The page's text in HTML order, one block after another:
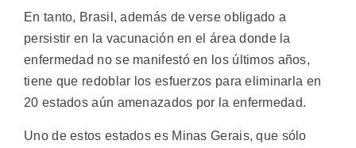
En tanto, Brasil, además de verse obligado a
persistir en la vacunación en el área donde la
enfermedad no se manifestó en los últimos años,
tiene que redoblar los esfuerzos para eliminarla en
20 estados aún amenazados por la enfermedad.
Uno de estos estados es Minas Gerais, que sólo